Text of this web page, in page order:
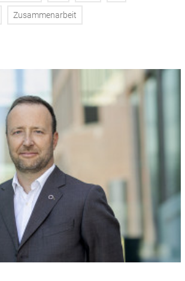
Zusammenarbeit